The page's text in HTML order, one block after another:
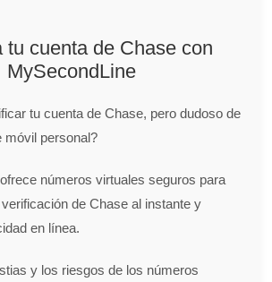
tu cuenta de Chase con
MySecondLine
tu cuenta de Chase, pero dudoso de
móvil personal?
números virtuales seguros para
de Chase al instante y
en línea.
y los riesgos de los números